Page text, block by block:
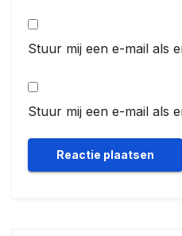
Stuur mij een e-mail als
Stuur mij een e-mail als